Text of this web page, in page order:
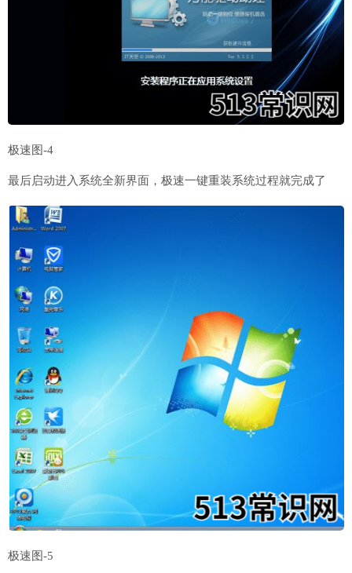
极速图-4
最后启动进入系统全新界面，极速一键重装系统过程就完成了
极速图-5